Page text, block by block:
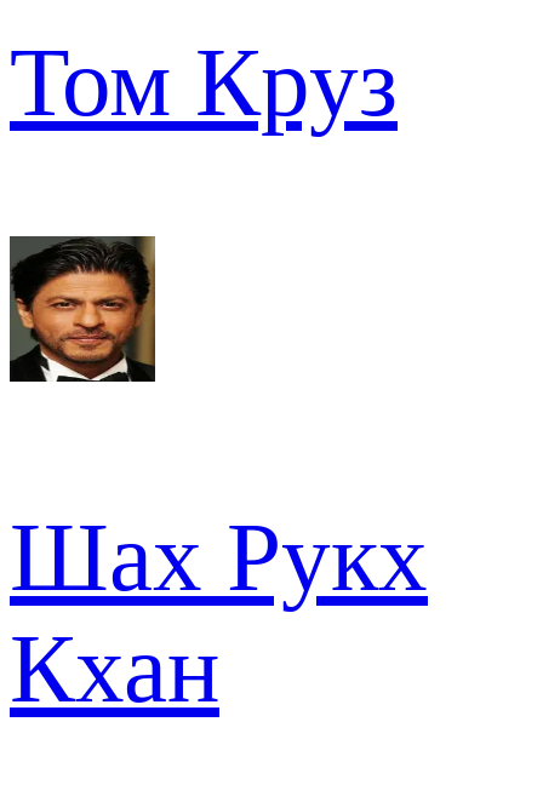
Том Круз
Шах Рукх
Кхан